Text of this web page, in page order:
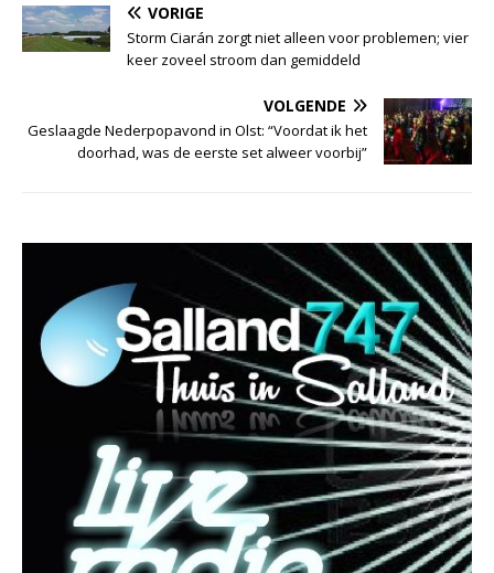
VORIGE
Storm Ciarán zorgt niet alleen voor problemen; vier
keer zoveel stroom dan gemiddeld
VOLGENDE
Geslaagde Nederpopavond in Olst: “Voordat ik het
doorhad, was de eerste set alweer voorbij”